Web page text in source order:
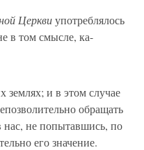
Церквиупотреблялось
в том смысле, ка-
землях; и в этом случае
обращать
нас, не попытавшись, по
его значение.